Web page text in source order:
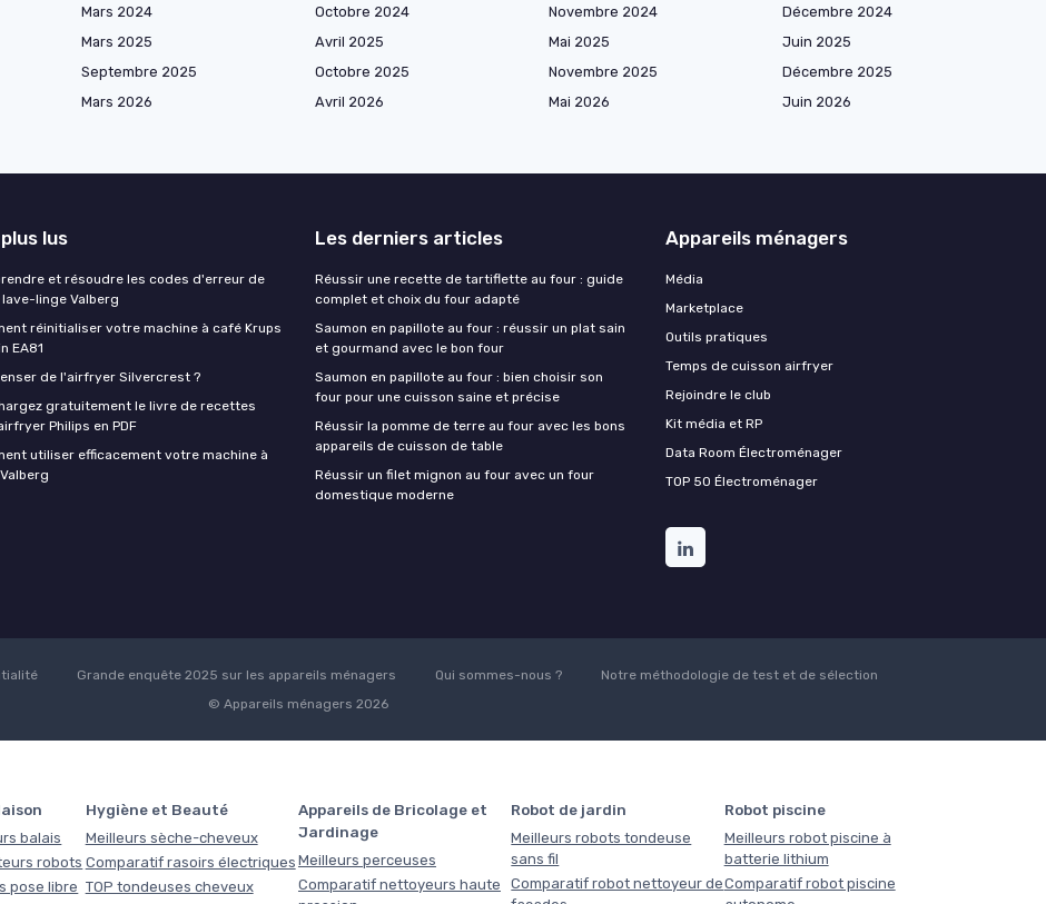
Mars 2024 Octobre 2024 Novembre 2024
Décembre 2024
Mars 2025 Avril 2025 Mai 2025
Juin 2025
Septembre 2025 Octobre 2025 Novembre 2025
Décembre 2025
Mars 2026 Avril 2026 Mai 2026
Juin 2026
lus
et résoudre les codes d'erreur de
linge Valberg
réinitialiser votre machine à café Krups
EA81
de l'airfryer Silvercrest ?
gratuitement le livre de recettes
Philips en PDF
utiliser efficacement votre machine à
Les derniers articles
Réussir une recette de tartiflette au four : guide
complet et choix du four adapté
Saumon en papillote au four : réussir un plat sain
et gourmand avec le bon four
Saumon en papillote au four : bien choisir son
four pour une cuisson saine et précise
Réussir la pomme de terre au four avec les bons
appareils de cuisson de table
Réussir un filet mignon au four avec un four
domestique moderne
Appareils ménagers
Média
Marketplace
Outils pratiques
Temps de cuisson airfryer
Rejoindre le club
Kit média et RP
Data Room Électroménager
TOP 50 Électroménager
Grande enquête 2025 sur les appareils ménagers Qui sommes-nous ?
Notre méthodologie de test et de sélection
© Appareils ménagers 2026
balais
robots
pose libre
Hygiène et Beauté
Meilleurs sèche-cheveux
Comparatif rasoirs électriques
TOP tondeuses cheveux
Appareils de Bricolage et
Jardinage
Meilleurs perceuses
Comparatif nettoyeurs haute
Robot de jardin
Meilleurs robots tondeuse
sans fil
Comparatif robot nettoyeur de
Robot piscine
Meilleurs robot piscine à
batterie lithium
Comparatif robot piscine